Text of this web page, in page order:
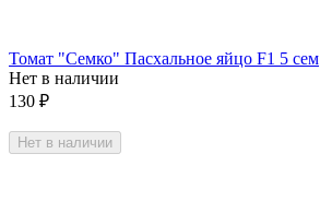
Томат "Семко" Пасхальное яйцо F1 5 сем
Нет в наличии
130 ₽
Нет в наличии